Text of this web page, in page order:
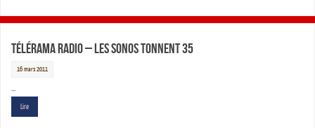
Télérama Radio – Les sonos tonnent 35
16 mars 2011
…
Lire